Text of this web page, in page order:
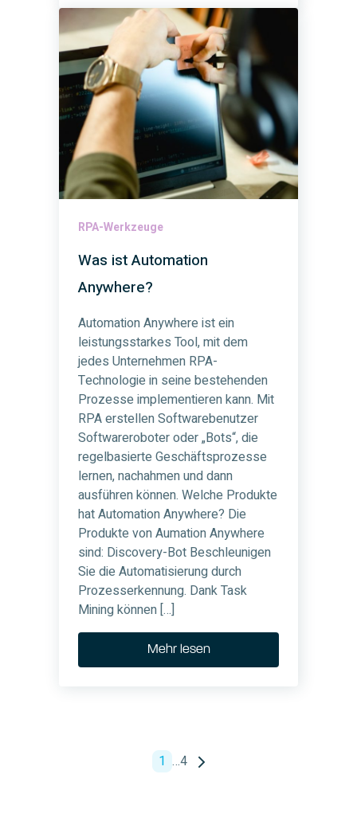
RPA-Werkzeuge
Was ist Automation
Anywhere?
Automation Anywhere ist ein
leistungsstarkes Tool, mit dem
jedes Unternehmen RPA-
Technologie in seine bestehenden
Prozesse implementieren kann. Mit
RPA erstellen Softwarebenutzer
Softwareroboter oder „Bots“, die
regelbasierte Geschäftsprozesse
lernen, nachahmen und dann
ausführen können. Welche Produkte
hat Automation Anywhere? Die
Produkte von Aumation Anywhere
sind: Discovery-Bot Beschleunigen
Sie die Automatisierung durch
Prozesserkennung. Dank Task
Mining können […]
Mehr lesen
1 …4